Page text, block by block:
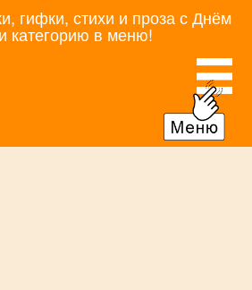
гифки, стихи и проза с Днём
категорию в меню!